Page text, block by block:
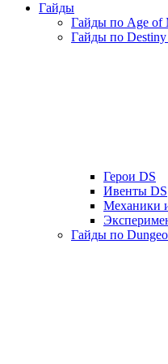
Гайды
Гайды по Age of
Гайды по Destiny
Герои DS
Ивенты DS
Механики
Гайды по